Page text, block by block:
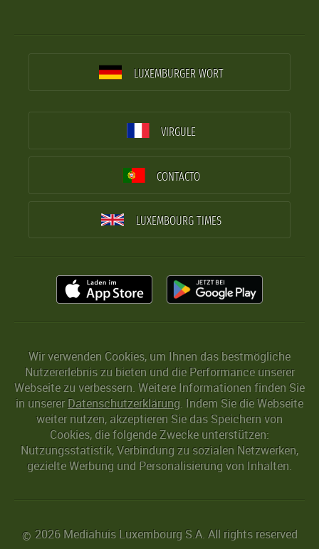
LUXEMBURGER WORT
VIRGULE
CONTACTO
LUXEMBOURG TIMES
Wir verwenden Cookies, um Ihnen das bestmögliche
Nutzererlebnis zu bieten und die Performance unserer
Webseite zu verbessern. Weitere Informationen finden Sie
in unserer Datenschutzerklärung. Indem Sie die Webseite
weiter nutzen, akzeptieren Sie das Speichern von
Cookies, die folgende Zwecke unterstützen:
Nutzungsstatistik, Verbindung zu sozialen Netzwerken,
gezielte Werbung und Personalisierung von Inhalten.
© 2026 Mediahuis Luxembourg S.A. All rights reserved